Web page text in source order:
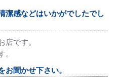
潔感などはいかがでしたでし
です。
聞かせ下さい。